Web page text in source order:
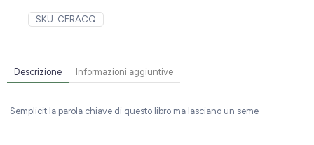
SKU: CERACQ
Descrizione Informazioni aggiuntive
Semplicit la parola chiave di questo libro ma lasciano un seme